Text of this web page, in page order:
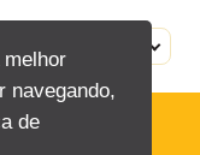
navegando,
de